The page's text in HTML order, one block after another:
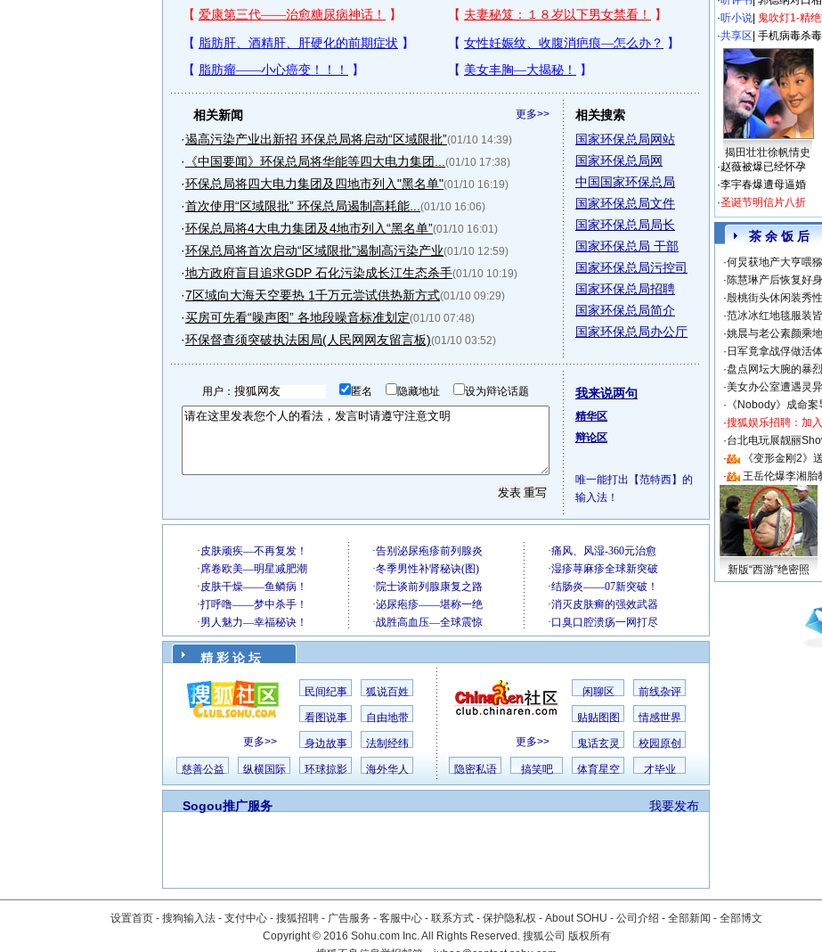
更多>>
相关新闻
·遏高污染产业出新招 环保总局将启动“区域限批”(01/10 14:39)
· 《中国要闻》环保总局将华能等四大电力集团... (01/10 17:38)
·环保总局将四大电力集团及四地市列入"黑名单"(01/10 16:19)
·首次使用“区域限批” 环保总局遏制高耗能... (01/10 16:06)
·环保总局将4大电力集团及4地市列入“黑名单”(01/10 16:01)
·环保总局将首次启动“区域限批”遏制高污染产业(01/10 12:59)
·地方政府盲目追求GDP 石化污染成长江生态杀手(01/10 10:19)
·7区域向大海天空要热 1千万元尝试供热新方式(01/10 09:29)
·买房可先看“噪声图” 各地段噪音标准划定(01/10 07:48)
·环保督查须突破执法困局(人民网网友留言板)(01/10 03:52)
相关搜索
国家环保总局网站
国家环保总局网
中国国家环保总局
国家环保总局文件
国家环保总局局长
国家环保总局 干部
国家环保总局污控司
国家环保总局招聘
国家环保总局简介
国家环保总局办公厅
用户： 匿名 隐藏地址 设为辩论话题 我来说两句
精华区
辩论区
唯一能打出【范特西】的
输入法！
精 彩 论 坛
更多>>
民间纪事 狐说百姓
看图说事 自由地带
身边故事 法制经纬
慈善公益 纵横国际 环球掠影 海外华人
更多>>
闲聊区 前线杂评
贴贴图图 情感世界
鬼话玄灵 校园原创
隐密私语 搞笑吧 体育星空 才毕业
我要发布
Sogou推广服务
·听小说 鬼吹灯1-精
·共享区 手机病毒杀
揭田壮壮徐帆情史
·赵薇被爆已经怀孕
·李宇春爆遭母逼婚
·圣诞节明信片八折
茶 余 饭 后
·何炅获地产大亨喂
·陈慧琳产后恢复好
·殷桃街头休闲装秀
·范冰冰红地毯服装
·姚晨与老公素颜乘
· 日军竟拿战俘做活
·盘点网坛大腕的暴
·美女办公室遭遇灵
· 《Nobody》成命
·搜狐娱乐招聘：加
·台北电玩展靓丽
·
《变形金刚2》
·
王岳伦爆李湘胎
新版“西游”绝密照
设置首页 - 搜狗输入法 - 支付中心 - 搜狐招聘 - 广告服务 - 客服中心 - 联系方式 - 保护隐私权 - About SOHU - 公司介绍 - 全部新闻 - 全部博文
Copyright©2016 Sohu.com Inc. All Rights Reserved. 搜狐公司 版权所有